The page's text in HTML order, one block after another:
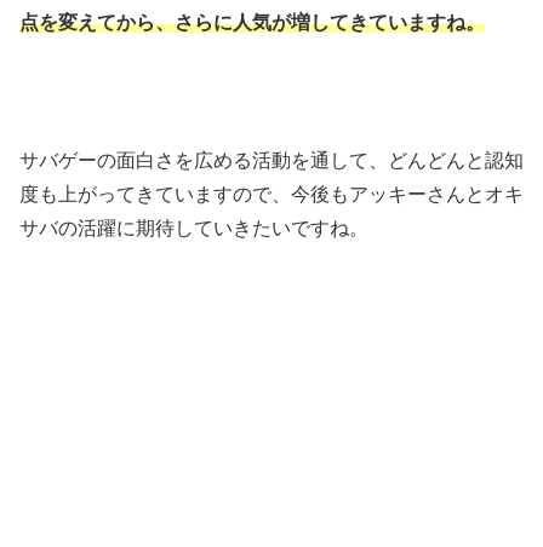
点を変えてから、さらに人気が増してきていますね。
サバゲーの面白さを広める活動を通して、どんどんと認知
度も上がってきていますので、今後もアッキーさんとオキ
サバの活躍に期待していきたいですね。